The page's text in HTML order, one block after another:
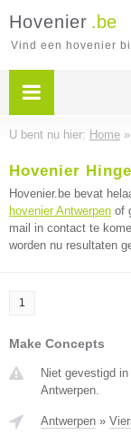
Hovenier .be
Vind een hovenier
U bent nu hier: Home »
Hovenier
Hovenier.be bevat
hovenier Antwerpen of
mail in contact te
worden nu resultaten
1
Make Concepts
Niet gevestigd
Antwerpen.
Antwerpen »